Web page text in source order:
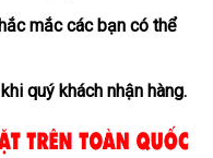
mắcnhanh
các bạn sử
có thể
quý khách nhận hàng.